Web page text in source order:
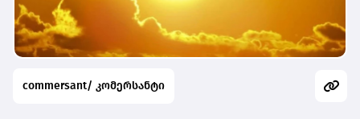
commersant/ კომერსანტი